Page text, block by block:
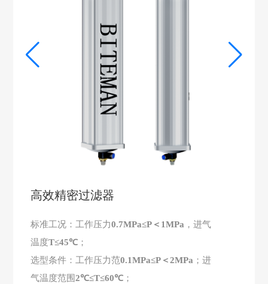
高效精密过滤器
标准⼯况：⼯作压⼒0.7MPa≤P＜1MPa ，进⽓
温度T≤45℃；
选型条件：⼯作压⼒范0.1MPa≤P＜2MPa ；进
⽓温度范围 2℃≤T≤60℃；